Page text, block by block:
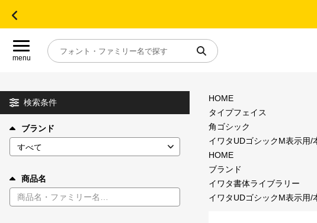
menu
目的別フォントガイド
特集
年間ライセンス商品
検索条件
ブランド
商品名
HOME
タイプフェイス
角ゴシック
イワタUDゴシックM表示用
HOME
ブランド
イワタ書体ライブラリー
イワタUDゴシックM表示用